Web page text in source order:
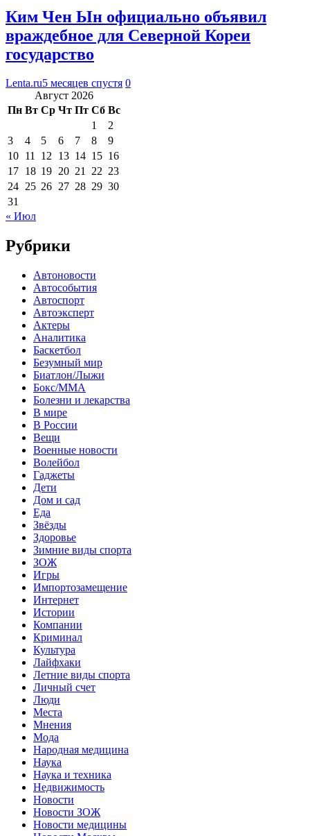
Ким Чен Ын официально объявил
враждебное для Северной Кореи
государство
Lenta.ru5 месяцев спустя 0
Август 2026
Пн Вт Ср Чт Пт Сб Вс
1
2
3
4 5 6 7 8
9
10 11 12 13 14 15 16
17 18 19 20 21 22 23
24 25 26 27 28 29 30
31
« Июл
Рубрики
Автоновости
Автособытия
Автоспорт
Автоэксперт
Актеры
Аналитика
Баскетбол
Безумный мир
Биатлон/Лыжи
Бокс/MMA
Болезни и лекарства
В мире
В России
Вещи
Военные новости
Волейбол
Гаджеты
Дети
Дом и сад
Еда
Звёзды
Здоровье
Зимние виды спорта
ЗОЖ
Игры
Импортозамещение
Интернет
Истории
Компании
Криминал
Культура
Лайфхаки
Летние виды спорта
Личный счет
Люди
Места
Мнения
Мода
Народная медицина
Наука
Наука и техника
Недвижимость
Новости
Новости ЗОЖ
Новости медицины